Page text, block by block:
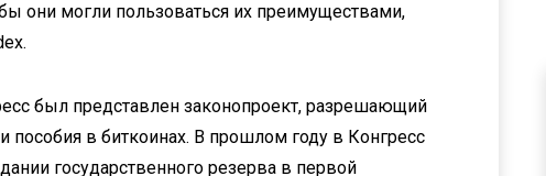
они могли пользоваться их преимуществами,
был представлен законопроект, разрешающий
пособия в биткоинах. В прошлом году в Конгресс
государственного резерва в первой